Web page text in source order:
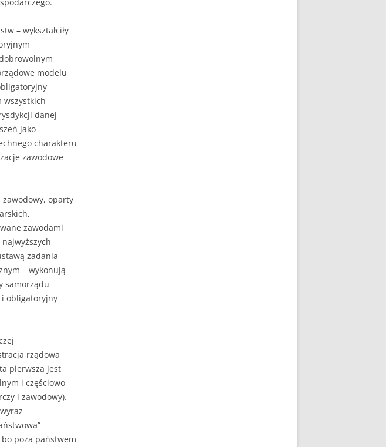
– wykształciły
modelu
wszystkich
danej
jako
charakteru
zawodowe
oparty
zawodami
zadania
– wykonują
samorządu
i obligatoryjny
rządowa
pierwsza jest
i częściowo
i zawodowy).
poza państwem